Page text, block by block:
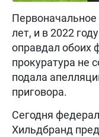
лет, и в 2022
оправдал обоих
прокуратура не
подала
приговора.
Сегодня
Хильдбранд